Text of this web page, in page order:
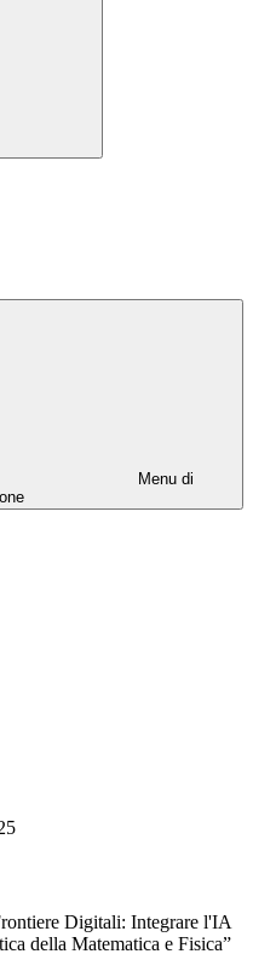
Menu di
Digitali: Integrare l'IA
della Matematica e Fisica”